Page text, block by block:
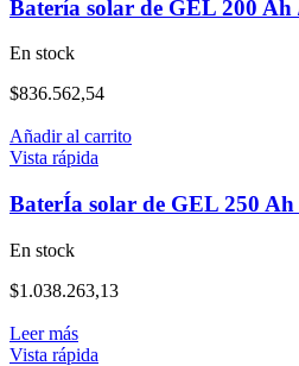
Batería solar de GEL 200
En stock
$836.562,54
Añadir al carrito
Vista rápida
BaterÍa solar de GEL 250
En stock
$1.038.263,13
Leer más
Vista rápida